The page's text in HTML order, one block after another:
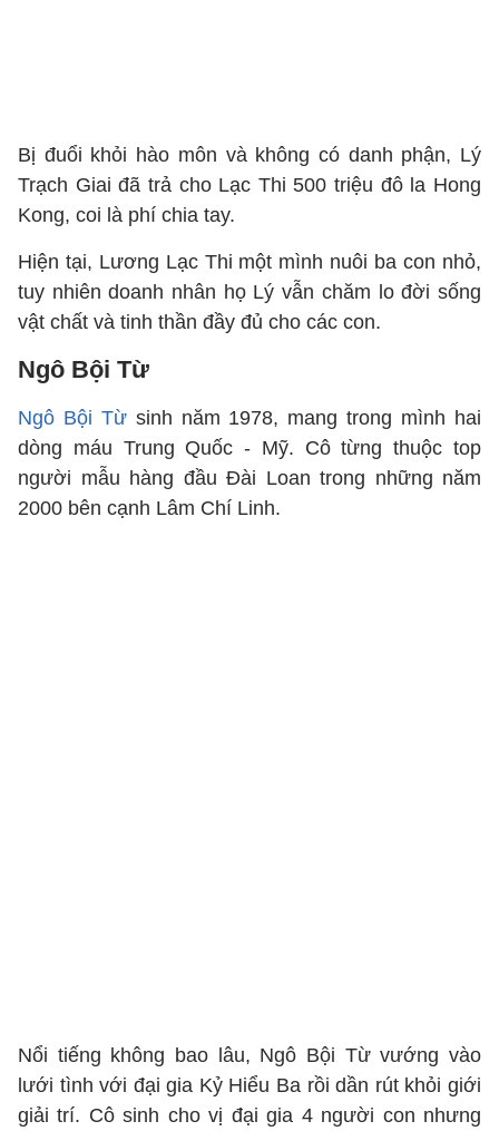
Bị đuổi khỏi hào môn và không có danh phận, Lý
Trạch Giai đã trả cho Lạc Thi 500 triệu đô la Hong
Kong, coi là phí chia tay.
Hiện tại, Lương Lạc Thi một mình nuôi ba con nhỏ,
tuy nhiên doanh nhân họ Lý vẫn chăm lo đời sống
vật chất và tinh thần đầy đủ cho các con.
Ngô Bội Từ
Ngô Bội Từsinh năm 1978, mang trong mình hai
dòng máu Trung Quốc - Mỹ. Cô từng thuộc top
người mẫu hàng đầu Đài Loan trong những năm
2000 bên cạnh Lâm Chí Linh.
Nổi tiếng không bao lâu, Ngô Bội Từ vướng vào
lưới tình với đại gia Kỷ Hiểu Ba rồi dần rút khỏi giới
giải trí. Cô sinh cho vị đại gia 4 người con nhưng